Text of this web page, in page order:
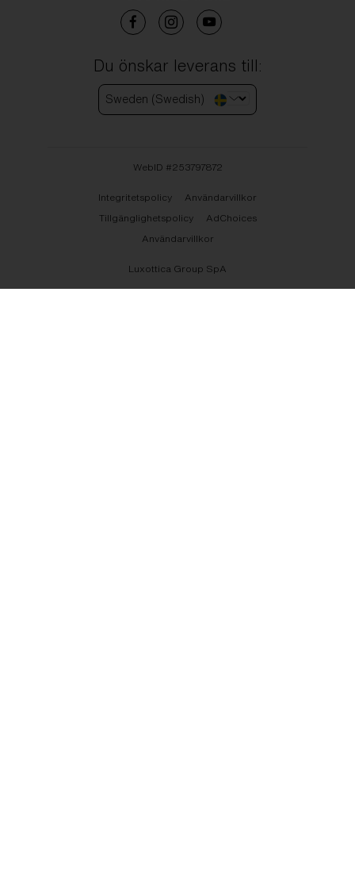
Du önskar leverans till:
Sweden (Swedish)
WebID #253797872
Integritetspolicy
Användarvillkor
Tillgänglighetspolicy
AdChoices
Användarvillkor
Luxottica Group SpA